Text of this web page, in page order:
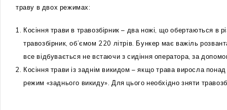
траву в двох режимах:
Косіння трави в травозбірник – два ножі, що обертаються в
травозбірник, об’ємом 220 літрів. Бункер має важіль
все відбувається не встаючи з сидіння оператора, за
Косіння трави із заднім викидом – якщо трава виросла
режим «заднього викиду». Для цього необхідно зняти